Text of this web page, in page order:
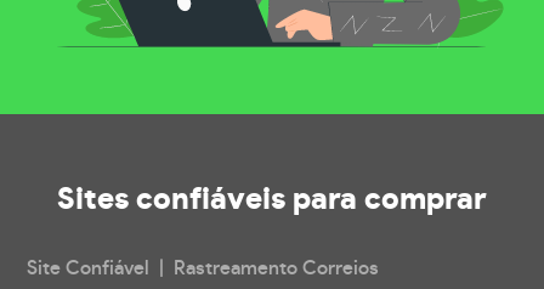
Sites confiáveis para comprar
Site Confiável | Rastreamento Correios